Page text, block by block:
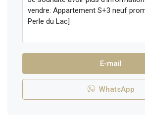
E-mail
WhatsApp